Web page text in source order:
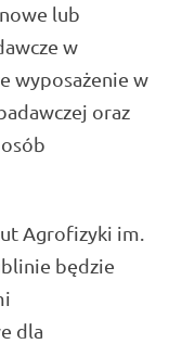
lub
w
wyposażenie w
oraz
Agrofizyki im.
będzie
dla